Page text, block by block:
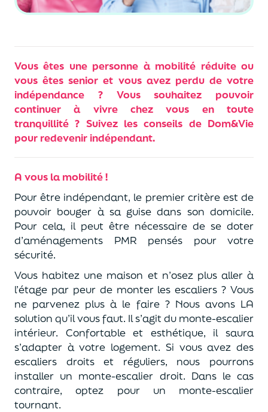
Vous êtes une personne à mobilité réduite ou
vous êtes senior et vous avez perdu de votre
indépendance ? Vous souhaitez pouvoir
continuer à vivre chez vous en toute
tranquillité ? Suivez les conseils de Dom&Vie
pour redevenir indépendant.
A vous la mobilité !
Pour être indépendant, le premier critère est de
pouvoir bouger à sa guise dans son domicile.
Pour cela, il peut être nécessaire de se doter
d’aménagements PMR pensés pour votre
sécurité.
Vous habitez une maison et n’osez plus aller à
l’étage par peur de monter les escaliers ? Vous
ne parvenez plus à le faire ? Nous avons LA
solution qu’il vous faut. Il s’agit du monte-escalier
intérieur. Confortable et esthétique, il saura
s’adapter à votre logement. Si vous avez des
escaliers droits et réguliers, nous pourrons
installer un monte-escalier droit. Dans le cas
contraire, optez pour un monte-escalier
tournant.